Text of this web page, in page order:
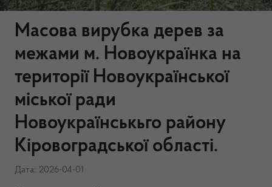
Масова вирубка дерев за
межами м. Новоукраїнка на
території Новоукраїнської
міської ради
Новоукраїнськьго району
Кіровоградської області.
Дата: 2026-04-01